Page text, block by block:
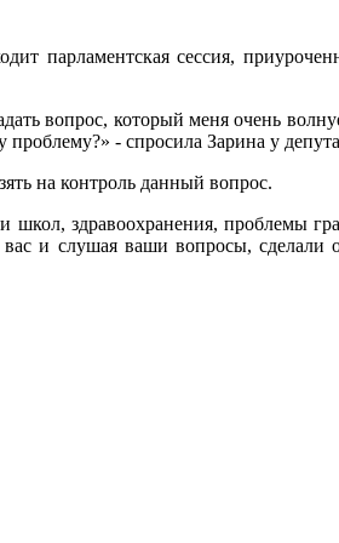
парламентская сессия,
вопрос, который меня очень
- спросила Зарина у
на контроль данный вопрос.
школ, здравоохранения, проблемы
и слушая ваши вопросы, сделали